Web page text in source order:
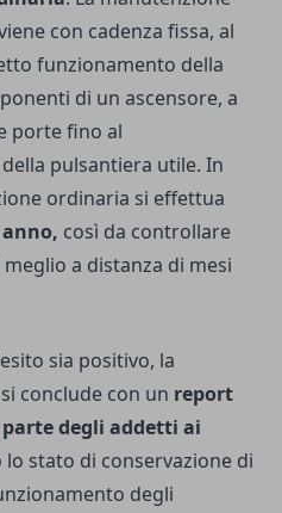
con cadenza fissa, al
funzionamento della
di un ascensore, a
porte fino al
pulsantiera utile. In
ordinaria si effettua
così da controllare
a distanza di mesi
sia positivo, la
conclude con un report
degli addetti ai
stato di conservazione di
degli